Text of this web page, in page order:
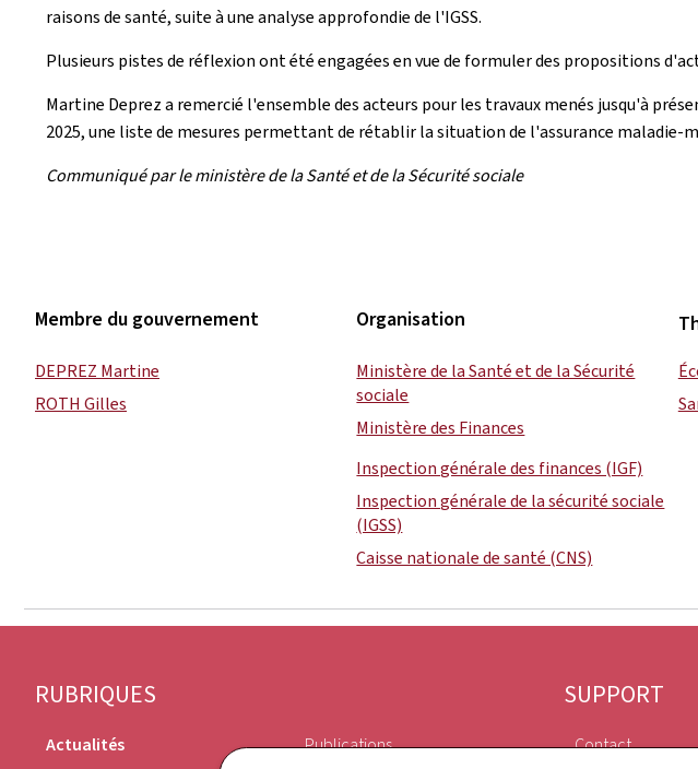
raisons de santé, suite à une analyse approfondie de l'IGSS.
Plusieurs pistes de réflexion ont été engagées en vue de formuler des propositions
Martine Deprez a remercié l'ensemble des acteurs pour les travaux menés jusqu'à
2025, une liste de mesures permettant de rétablir la situation de l'assurance maladie-
Communiqué par le ministère de la Santé et de la Sécurité sociale
Membre du gouvernement
DEPREZ Martine
ROTH Gilles
Organisation
Ministère de la Santé et de la Sécurité
sociale
Ministère des Finances
Inspection générale des finances (IGF)
Inspection générale de la sécurité sociale
(IGSS)
Caisse nationale de santé (CNS)
Pied
de
RUBRIQUES
Actualités Publications
SUPPORT
Contact